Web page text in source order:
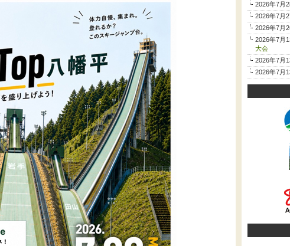
2026年7月
2026年7月
2026年7月
2026年7月
大会
2026年7月
2026年7月